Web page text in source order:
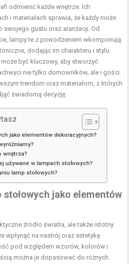
odmienić każde wnętrze. Ich
i materiałach sprawia, że każdy może
gustu oraz aranżacji. Od
lampy te z powodzeniem wkomponują
dodając im charakteru i stylu.
być kluczowy, aby stworzyć
nie tylko domowników, ale i gości.
trendom oraz materiałom, z których
świadomą decyzję.
jako elementów dekoracyjnych?
wnętrza?
używane w lampach stołowych?
lamp stołowych?
jako elementów
źródło światła, ale także istotny
wpłynąć na nastrój oraz estetykę
pod względem wzorów, kolorów i
można je dopasować do różnych